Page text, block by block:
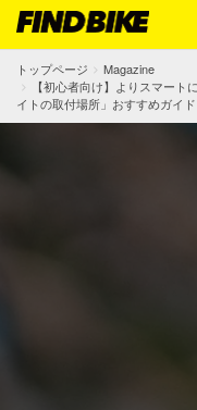
トップページ
Magazine
【初心者向け】よりスマー
イトの取付場所」おすすめガイド